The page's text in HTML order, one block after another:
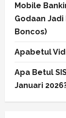
Mobile
Godaan
Boncos)
Apabetul
Apa Betul
Januari